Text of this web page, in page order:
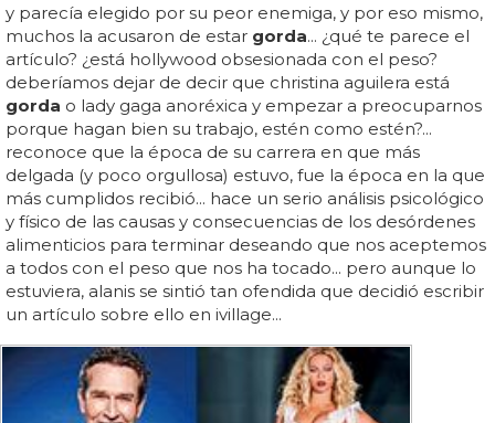
y parecía elegido por su peor enemiga, y por eso mismo,
muchos la acusaron de estar gorda... ¿qué te parece el
artículo? ¿está hollywood obsesionada con el peso?
deberíamos dejar de decir que christina aguilera está
gorda o lady gaga anoréxica y empezar a preocuparnos
porque hagan bien su trabajo, estén como estén?...
reconoce que la época de su carrera en que más
delgada (y poco orgullosa) estuvo, fue la época en la que
más cumplidos recibió... hace un serio análisis psicológico
y físico de las causas y consecuencias de los desórdenes
alimenticios para terminar deseando que nos aceptemos
a todos con el peso que nos ha tocado... pero aunque lo
estuviera, alanis se sintió tan ofendida que decidió escribir
un artículo sobre ello en ivillage...